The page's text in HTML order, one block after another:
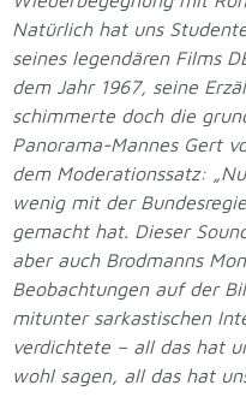
Natürlich hat uns
seines legendären Films
dem Jahr 1967, seine
schimmerte doch die
Panorama-Mannes Gert
dem Moderationssatz:
wenig mit der
gemacht hat. Dieser
aber auch Brodmanns
Beobachtungen auf der
mitunter sarkastischen
verdichtete – all das hat
wohl sagen, all das hat